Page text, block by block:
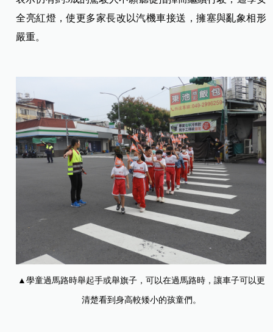
全亮紅燈，使更多家長改以汽機車接送，擁塞與亂象相形
嚴重。
▲學童過馬路時舉起手或舉旗子，可以在過馬路時，讓車子可以更
清楚看到身高較矮小的孩童們。